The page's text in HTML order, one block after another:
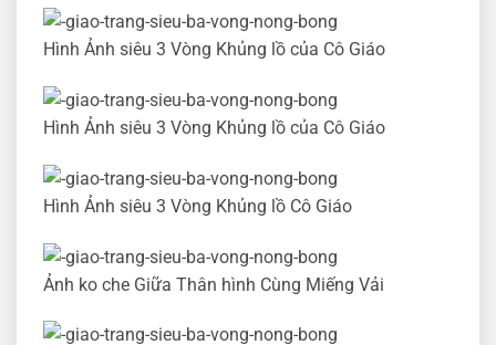
Hình Ảnh siêu 3 Vòng Khủng lồ của Cô Giáo
Hình Ảnh siêu 3 Vòng Khủng lồ của Cô Giáo
Hình Ảnh siêu 3 Vòng Khủng lồ Cô Giáo
Ảnh ko che Giữa Thân hình Cùng Miếng Vải